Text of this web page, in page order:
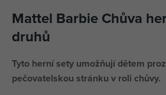
Mattel Barbie Chůva
druhů
Tyto herní sety umožňují dětem
pečovatelskou stránku v roli chůvy.